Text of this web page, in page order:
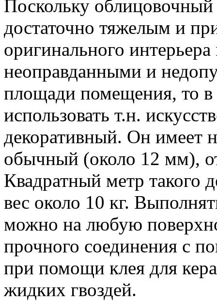
Поскольку облицовочный
достаточно тяжелым и
оригинального
неоправданными и
площади помещения, то в
использовать т.н.
декоративный. Он имеет
обычный (около 12 мм),
Квадратный метр такого
вес около 10 кг.
можно на любую
прочного соединения с
при помощи клея для
жидких гвоздей.